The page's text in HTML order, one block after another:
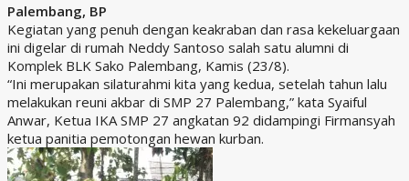
Palembang, BP
Kegiatan yang penuh dengan keakraban dan rasa kekeluargaan
ini digelar di rumah Neddy Santoso salah satu alumni di
Komplek BLK Sako Palembang, Kamis (23/8).
“Ini merupakan silaturahmi kita yang kedua, setelah tahun lalu
melakukan reuni akbar di SMP 27 Palembang,” kata Syaiful
Anwar, Ketua IKA SMP 27 angkatan 92 didampingi Firmansyah
ketua panitia pemotongan hewan kurban.